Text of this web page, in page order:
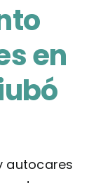
en
autocares